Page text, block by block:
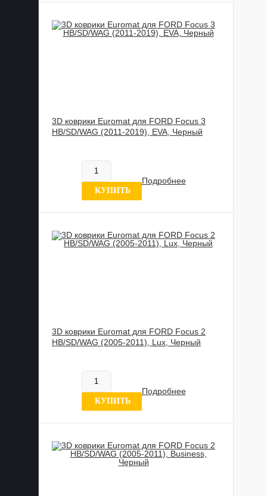
3D коврики Euromat для FORD Focus 3
HB/SD/WAG (2011-2019), EVA, Черный
В наличии
11 отзыв
КУПИТЬ
Подробнее
3D коврики Euromat для FORD Focus 2
HB/SD/WAG (2005-2011), Lux, Черный
В наличии
4 отзыва
КУПИТЬ
Подробнее